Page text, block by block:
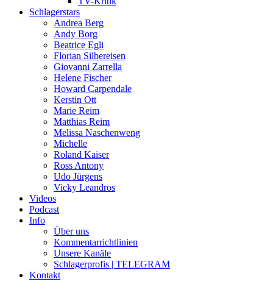
Schlagerstars
Andrea Berg
Andy Borg
Beatrice Egli
Florian Silbereisen
Giovanni Zarrella
Helene Fischer
Howard Carpendale
Kerstin Ott
Marie Reim
Matthias Reim
Melissa Naschenweng
Michelle
Roland Kaiser
Ross Antony
Udo Jürgens
Vicky Leandros
Videos
Podcast
Info
Über uns
Kommentarrichtlinien
Unsere Kanäle
Schlagerprofis | TELEGRAM
Kontakt